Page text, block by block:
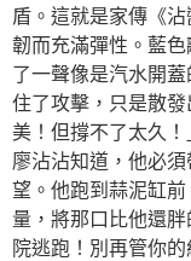
盾。這就是家傳《
韌而充滿彈性。藍
了一聲像是汽水開
住了攻擊，只是散
美！但撐不了太久
廖沾沾知道，他必
望。他跑到蒜泥缸
量，將那口比他還
院逃跑！別再管你